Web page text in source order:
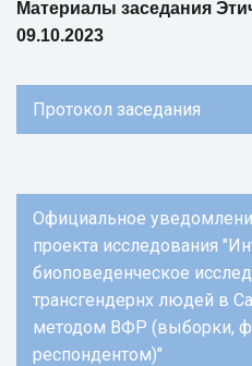
Материалы заседания
09.10.2023
Протокол заседания
Официальное
проекта исследования
биоповеденческое
трансгендернх людей в
методом ВФР (выборки,
респондентом)"